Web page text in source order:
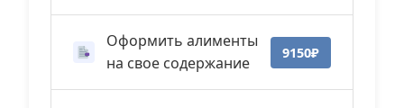
Оформить алименты
на свое содержание
9150₽